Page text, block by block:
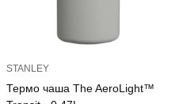
STANLEY
Термо чаша The AeroLight™